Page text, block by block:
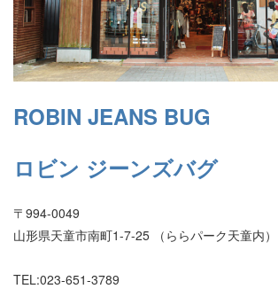
ROBIN JEANS BUG
ロビン ジーンズバグ
〒994-0049
山形県天童市南町1-7-25 （ららパーク天童内）
TEL:023-651-3789